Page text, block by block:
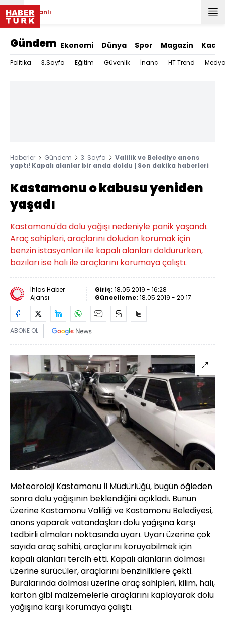
Canlı
Gündem Ekonomi Dünya Spor Magazin Kadın
Politika 3.Sayfa Eğitim Güvenlik İnanç HT Trend
Haberler Gündem 3. Sayfa
Valilik ve Belediye anons
yaptı! Kapalı alanlar bir anda doldu | Son dakika haberleri
Kastamonu o kabusu yeniden
yaşadı
Kastamonu'da dolu yağışı nedeniyle panik yaşandı.
Araç sahipleri, araçlarını doludan korumak için
benzin istasyonları ile kapalı alanları doldururken,
bazıları ise halı ile araçlarını korumaya çalıştı.
İhlas Haber
Ajansı
Giriş: 18.05.2019 - 16:28
Güncelleme: 18.05.2019 - 20:17
ABONE OL
Meteoroloji Kastamonu İl Müdürlüğü, bugün öğleden
sonra dolu yağışının beklendiğini açıkladı. Bunun
üzerine Kastamonu Valiliği ve Kastamonu Belediyesi,
anons yaparak vatandaşları dolu yağışına karşı
tedbirli olmaları noktasında uyarı. Uyarı üzerine çok
sayıda araç sahibi, araçlarını koruyabilmek için
kapalı alanları tercih etti. Kapalı alanların dolması
üzerine sürücüler, araçlarını benzinliklere çekti.
Buralarında dolması üzerine araç sahipleri, kilim, halı,
karton gibi malzemelerle araçlarını kaplayarak dolu
yağışına karşı korumaya çalıştı.